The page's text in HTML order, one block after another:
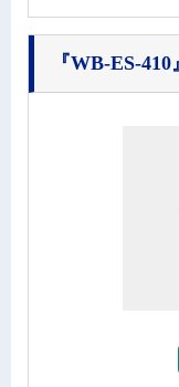
『WB-ES-410』